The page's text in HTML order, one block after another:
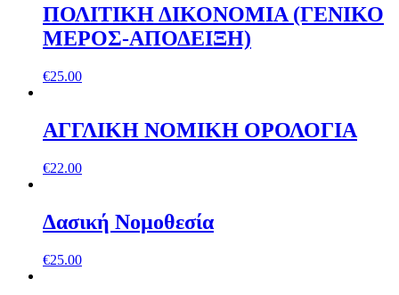
ΠΟΛΙΤΙΚΗ ΔΙΚΟΝΟΜΙΑ (ΓΕΝΙΚΟ
ΜΕΡΟΣ-ΑΠΟΔΕΙΞΗ)
€25.00
ΑΓΓΛΙΚΗ ΝΟΜΙΚΗ ΟΡΟΛΟΓΙΑ
€22.00
∆ασική Nοµοθεσία
€25.00